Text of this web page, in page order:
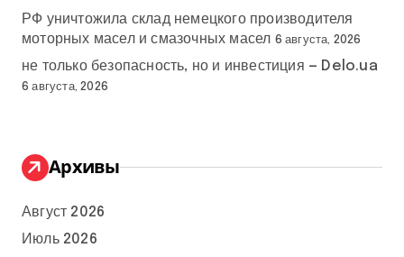
РФ уничтожила склад немецкого производителя
моторных масел и смазочных масел 6 августа, 2026
не только безопасность, но и инвестиция — Delo.ua
6 августа, 2026
Архивы
Август 2026
Июль 2026